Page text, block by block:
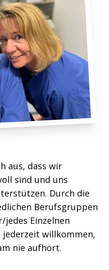
aus, dass wir
sind und uns
Durch die
Berufsgruppen
jedes Einzelnen
willkommen,
nie aufhört.